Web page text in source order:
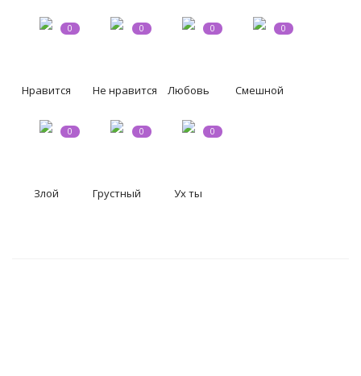
Конкурсы
ЗДОРОВЬЕ
0
Нравится
0
Не нравится
0
Любовь
0
Смешной
0
Злой
0
Грустный
0
Ух ты